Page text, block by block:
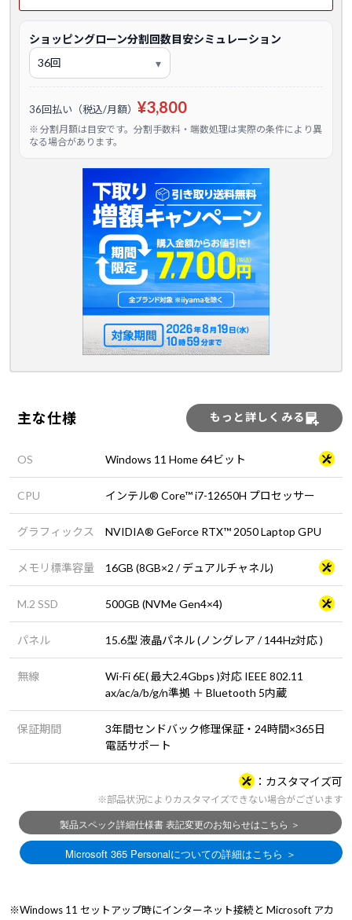
ショッピングローン分割回数目安シミュレーション
36回払い（税込/月額） ¥3,800
※ 分割月額は目安です。分割手数料・端数処理は実際の条件により異
なる場合があります。
主な仕様 もっと詳しくみる
OS Windows 11 Home 64ビット
CPU インテル® Core™ i7-12650H プロセッサー
グラフィックス NVIDIA® GeForce RTX™ 2050 Laptop GPU
メモリ標準容量 16GB (8GB×2 / デュアルチャネル)
M.2 SSD 500GB (NVMe Gen4×4)
パネル 15.6型 液晶パネル (ノングレア / 144Hz対応 )
無線
Wi-Fi 6E( 最大2.4Gbps )対応 IEEE 802.11
ax/ac/a/b/g/n準拠 ＋ Bluetooth 5内蔵
保証期間
3年間センドバック修理保証・24時間×365日
電話サポート
カスタマイズ可
※部品状況によりカスタマイズできない場合がございます
※Windows 11 セットアップ時にインターネット接続と Microsoft アカ